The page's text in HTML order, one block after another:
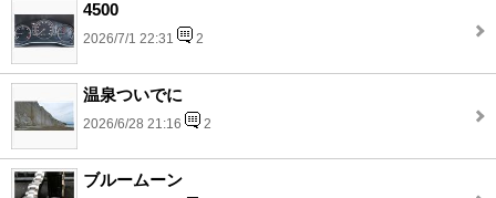
4500
2026/7/1 22:31 2
温泉ついでに
2026/6/28 21:16 2
ブルームーン